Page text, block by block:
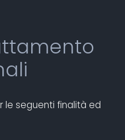
le seguenti finalità ed